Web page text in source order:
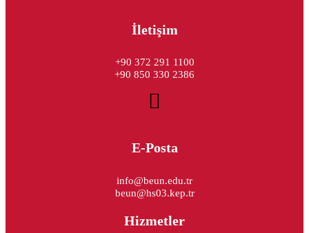
İletişim
+90 372 291 1100
+90 850 330 2386
E-Posta
info@beun.edu.tr
beun@hs03.kep.tr
Hizmetler